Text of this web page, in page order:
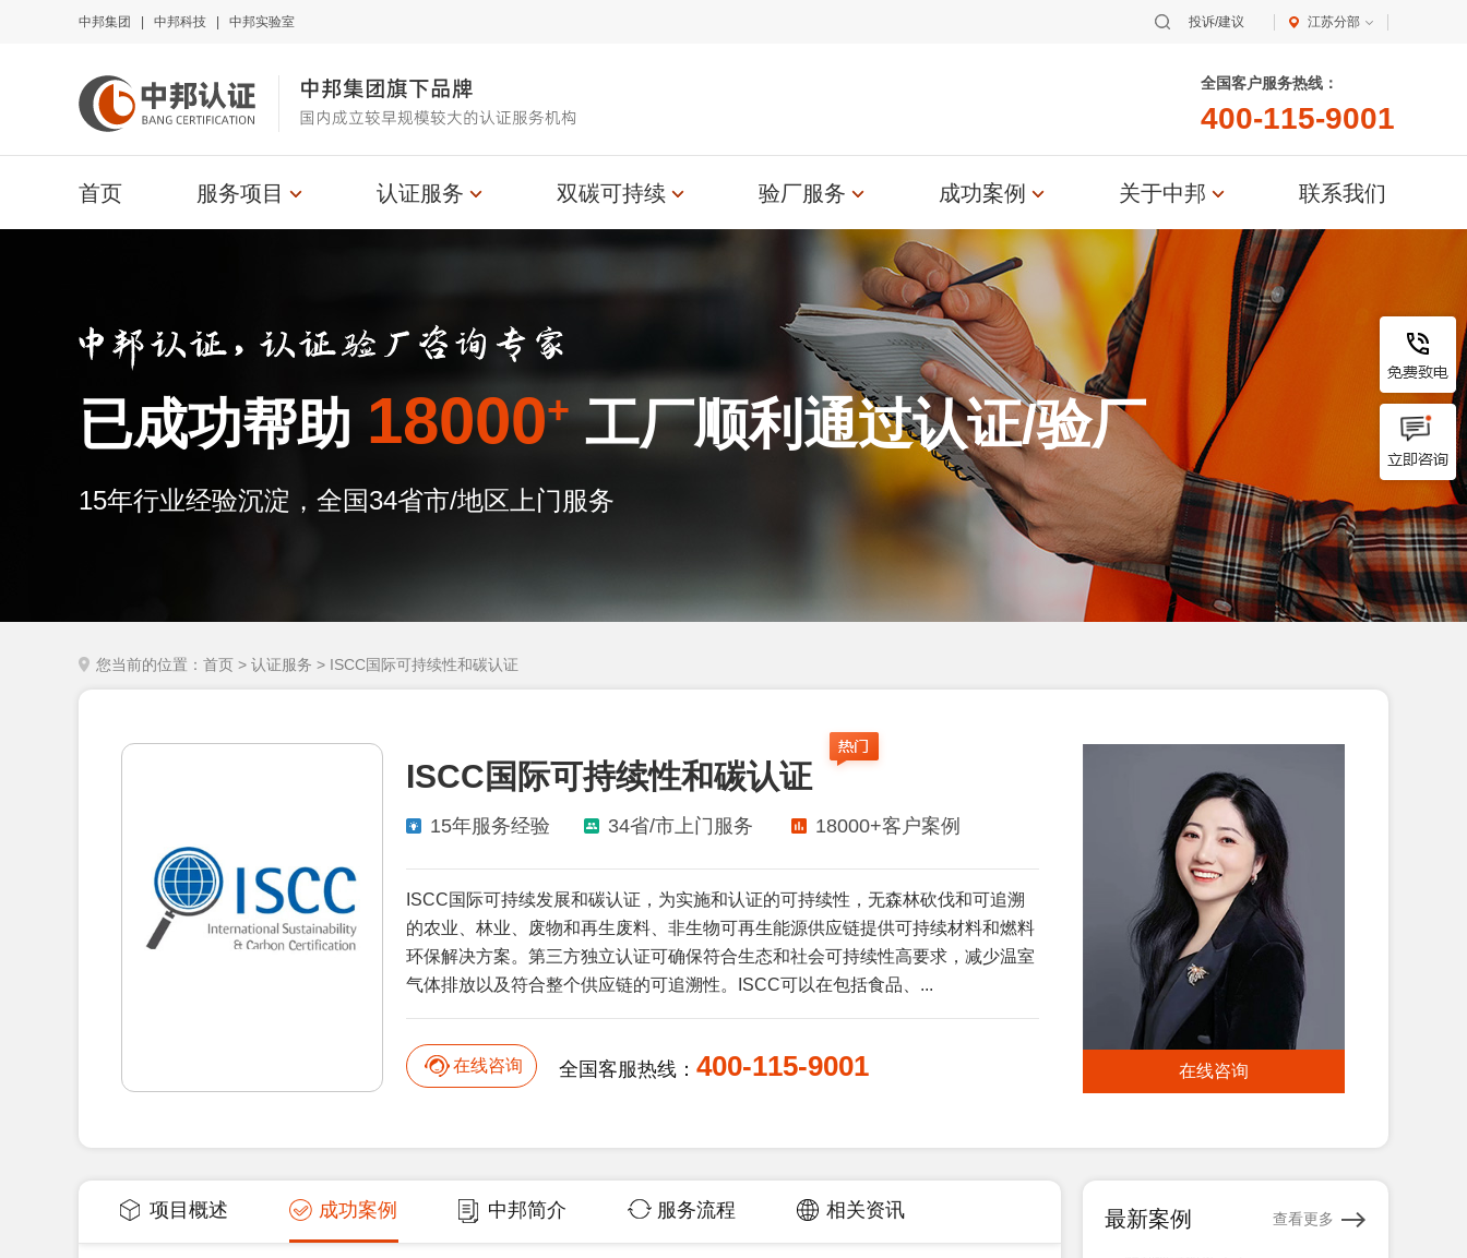
中邦集团 中邦科技 中邦实验室 投诉/建议 江苏分部
中邦集团旗下品牌
国内成立较早规模较大的认证服务机构
全国客户服务热线：
400-115 -
5 -9001
首页 服务项目 认证服务 双碳可持续 验厂服务 成功案例 关于中邦 联系我们
已成功帮助 18000+工厂顺利通过认证/验厂
15年行业经验沉淀，全国34省市/地区上门服务
您当前的位置： 首页 > 认证服务 > ISCC国际可持续性和碳认证
ISCC国际可持续性和碳认证
ISCC国际可持续发展和碳认证，为实施和认证的可持续性，无森林砍伐和可追溯
的农业、林业、废物和再生废料、非生物可再生能源供应链提供可持续材料和燃料
环保解决方案。第三方独立认证可确保符合生态和社会可持续性高要求，减少温室
气体排放以及符合整个供应链的可追溯性。ISCC可以在包括食品、...
15年服务经验 34省/市上门服务 18000+客户案例
在线咨询 全国客服热线： 400-115-9001 在线咨询
项目概述 成功案例 中邦简介 服务流程 相关资讯 最新案例 查看更多
3月顺利通过Disney验...
恭贺浙江XX纺织科技有限公司2026年
3月顺利通过OCS认证...
恭贺青岛XX油脂科技有限公司2026年
3月EcoVadis取得8...
恭贺张家港市XX纺织有限公司2026年
3月顺利通过GRS认证...
恭贺无锡XX纺织科技有限公司2026年
3月顺利通过BSCI验厂...
恭贺XX生物化工科技（张家港）有限
公司2026年3月EcoVad...
恭贺五莲XX制衣有限公司2026年3月
顺利通过GRS认证...
恭贺江苏XX塑料科技有限公司2026年
2月顺利通过GRS认证...
恭贺天津市XX标准件厂2026年2月顺
利通过Vitals评估拿到...
恭贺天津XX地毯有限公司2026年2月
顺利通过BSCI验厂...
恭贺淮安XX国际贸易有限公司2026年
1月顺利通过SEDEX-2...
恭贺青岛XX睫毛有限公司2026年1月
顺利通过WCA验厂...
顺利通过翠鸟认证...